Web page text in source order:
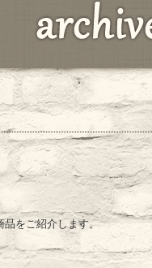
品をご紹介します。